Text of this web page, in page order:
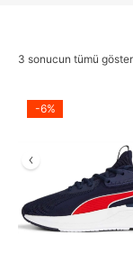
3 sonucun tümü
-6%